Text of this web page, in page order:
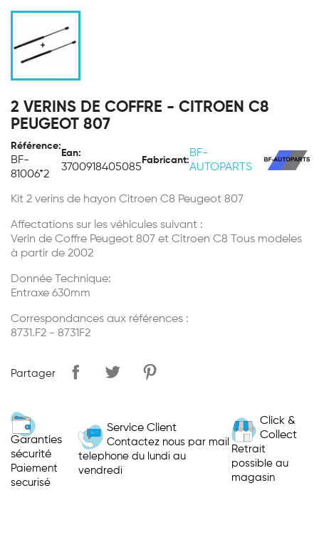
2 VERINS DE COFFRE - CITROEN C8
PEUGEOT 807
Référence:
BF-
81006*2
Ean:
3700918405085
Fabricant:
BF-
AUTOPARTS
Kit 2 verins de hayon Citroen C8 Peugeot 807
Affectations sur les véhicules suivant :
Verin de Coffre Peugeot 807 et Citroen C8 Tous modeles
à partir de 2002
Donnée Technique:
Entraxe 630mm
Correspondances aux références :
8731.F2 - 8731F2
Partager
Garanties
sécurité
Paiement
securisé
Service Client
Contactez nous par mail
telephone du lundi au
vendredi
Click &
Collect
Retrait
possible au
magasin